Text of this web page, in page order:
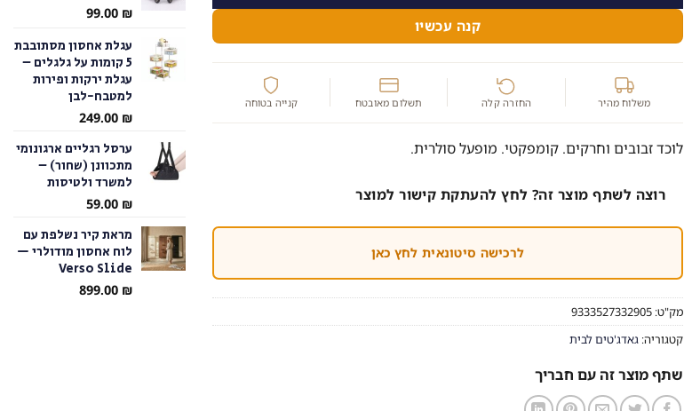
קנה עכשיו
משלוח מהיר החזרה קלה תשלום מאובטח קנייה בטוחה
לוכד זבובים וחרקים. קומפקטי. מופעל סולרית.
רוצה לשתף מוצר זה? לחץ להעתקת קישור למוצר
לרכישה סיטונאית לחץ כאן
מק"ט: 9333527332905
קטגוריה: גאדג'טים לבית
שתף מוצר זה עם חבריך
99.00 ₪
עגלת אחסון מסתובבת
5 קומות על גלגלים –
עגלת ירקות ופירות
למטבח-לבן
249.00 ₪
ערסל רגליים ארגונומי
מתכוונן (שחור) –
למשרד ולטיסות
59.00 ₪
מראת קיר נשלפת עם
לוח אחסון מודולרי —
Verso Slide
899.00 ₪